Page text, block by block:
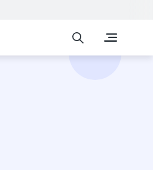
Cuisine et
Abattant wc